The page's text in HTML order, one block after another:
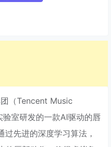
（Tencent Music
室研发的一款AI驱动的唇
先进的深度学习算法，